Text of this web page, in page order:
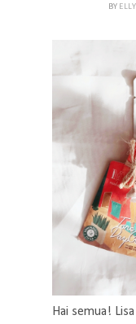
BY
Hai semua!